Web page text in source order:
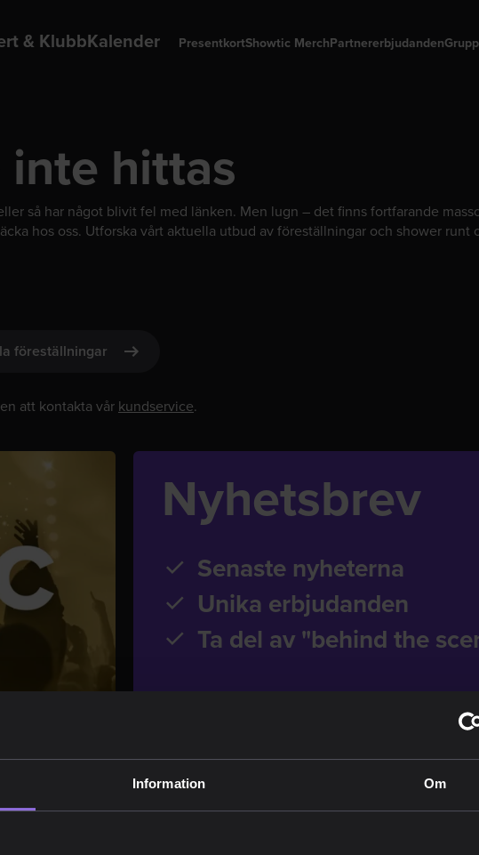
Information Om
& KlubbKalender PresentkortShowtic MerchPartnererbjudanden
hittas
så har något blivit fel med länken. Men lugn – det finns fortfarande
hos oss. Utforska vårt aktuella utbud av föreställningar och shower runt
föreställningar
att kontakta vår kundservice.
Nyhetsbrev
Senaste nyheterna
Unika erbjudanden
Ta del av "behind the